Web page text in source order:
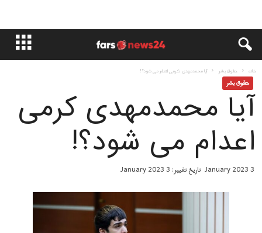
خانه حقوق بشر آیا محمدمهدی کرمی اعدام می شود؟!
حقوق بشر
آیا محمدمهدی کرمی
اعدام می شود؟!
3 January 2023 تاریخ تغییر: 3 January 2023